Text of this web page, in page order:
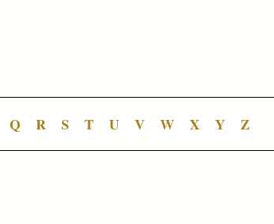
Q R S T U V W X Y Z